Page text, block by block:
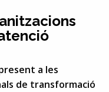
a les
de transformació